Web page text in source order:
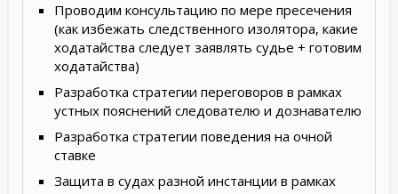
Проводим консультацию по мере пресечения
(как избежать следственного изолятора, какие
ходатайства следует заявлять судье + готовим
ходатайства)
Разработка стратегии переговоров в рамках
устных пояснений следователю и дознавателю
Разработка стратегии поведения на очной
ставке
Защита в судах разной инстанции в рамках